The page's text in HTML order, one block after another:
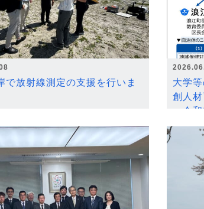
で放射線測定の支援を行いま
大学
創人
～令